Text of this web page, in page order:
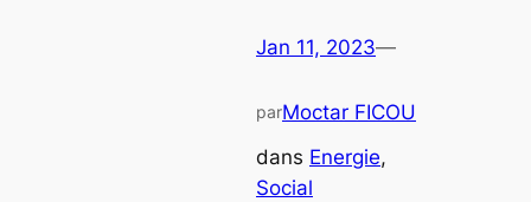
Jan 11, 2023—
parMoctar FICOU
dans Energie
Social